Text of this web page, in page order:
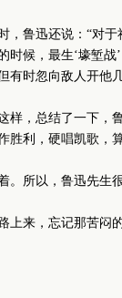
鲁迅还说：“对于
候，最生‘壕堑战
有时忽向敌人开他
，总结了一下，
胜利，硬唱凯歌，
所以，鲁迅先生
来，忘记那苦闷